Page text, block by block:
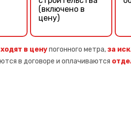
(включено в
цену)
в ценупогонного метра,за
в договоре и оплачиваются